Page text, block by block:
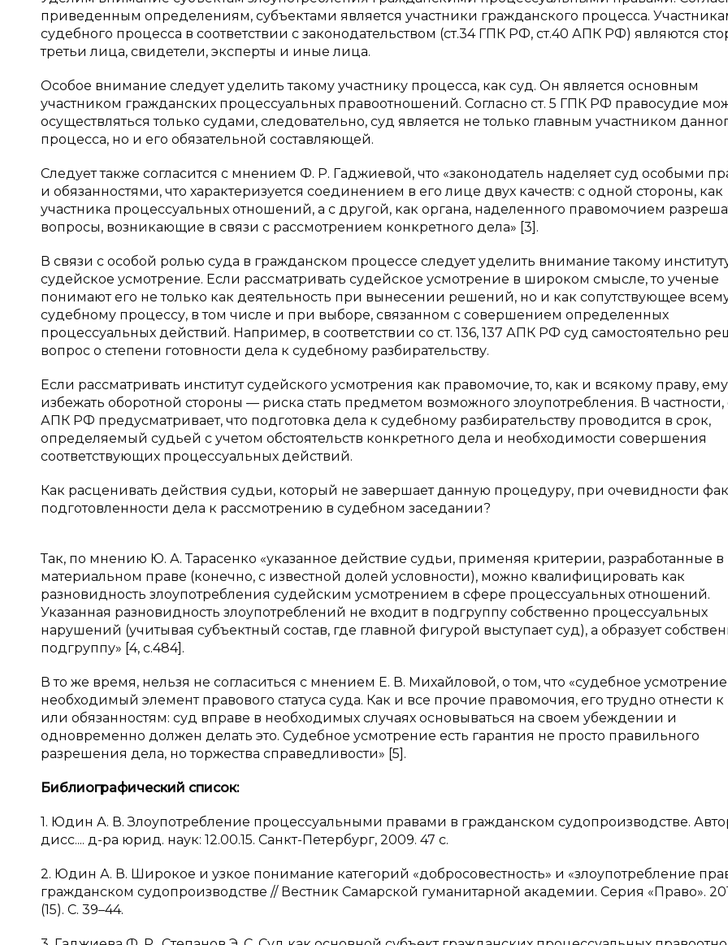
приведенным определениям, субъектами является участники гражданского процесса.
судебного процесса в соответствии с законодательством (ст.34 ГПК РФ, ст.40 АПК РФ) являются
третьи лица, свидетели, эксперты и иные лица.
Особое внимание следует уделить такому участнику процесса, как суд. Он является основным
участником гражданских процессуальных правоотношений. Согласно ст. 5 ГПК РФ правосудие
осуществляться только судами, следовательно, суд является не только главным участником
процесса, но и его обязательной составляющей.
Следует также согласится с мнением Ф. Р. Гаджиевой, что «законодатель наделяет суд особыми
и обязанностями, что характеризуется соединением в его лице двух качеств: с одной стороны, как
участника процессуальных отношений, а с другой, как органа, наделенного правомочием
вопросы, возникающие в связи с рассмотрением конкретного дела» [3].
В связи с особой ролью суда в гражданском процессе следует уделить внимание такому
судейское усмотрение. Если рассматривать судейское усмотрение в широком смысле, то ученые
понимают его не только как деятельность при вынесении решений, но и как сопутствующее
судебному процессу, в том числе и при выборе, связанном с совершением определенных
процессуальных действий. Например, в соответствии со ст. 136, 137 АПК РФ суд самостоятельно
вопрос о степени готовности дела к судебному разбирательству.
Если рассматривать институт судейского усмотрения как правомочие, то, как и всякому праву,
избежать оборотной стороны — риска стать предметом возможного злоупотребления. В частности,
АПК РФ предусматривает, что подготовка дела к судебному разбирательству проводится в срок,
определяемый судьей с учетом обстоятельств конкретного дела и необходимости совершения
соответствующих процессуальных действий.
Как расценивать действия судьи, который не завершает данную процедуру, при очевидности
подготовленности дела к рассмотрению в судебном заседании?
Так, по мнению Ю. А. Тарасенко «указанное действие судьи, применяя критерии, разработанные в
материальном праве (конечно, с известной долей условности), можно квалифицировать как
разновидность злоупотребления судейским усмотрением в сфере процессуальных отношений.
Указанная разновидность злоупотреблений не входит в подгруппу собственно процессуальных
нарушений (учитывая субъектный состав, где главной фигурой выступает суд), а образует
подгруппу» [4, с.484].
В то же время, нельзя не согласиться с мнением Е. В. Михайловой, о том, что «судебное
необходимый элемент правового статуса суда. Как и все прочие правомочия, его трудно отнести
или обязанностям: суд вправе в необходимых случаях основываться на своем убеждении и
одновременно должен делать это. Судебное усмотрение есть гарантия не просто правильного
разрешения дела, но торжества справедливости» [5].
Библиографический список:
1. Юдин А. В. Злоупотребление процессуальными правами в гражданском судопроизводстве.
дисс.... д-ра юрид. наук: 12.00.15. Санкт-Петербург, 2009. 47 с.
2. Юдин А. В. Широкое и узкое понимание категорий «добросовестность» и «злоупотребление
гражданском судопроизводстве // Вестник Самарской гуманитарной академии. Серия «Право».
(15). С. 39–44.